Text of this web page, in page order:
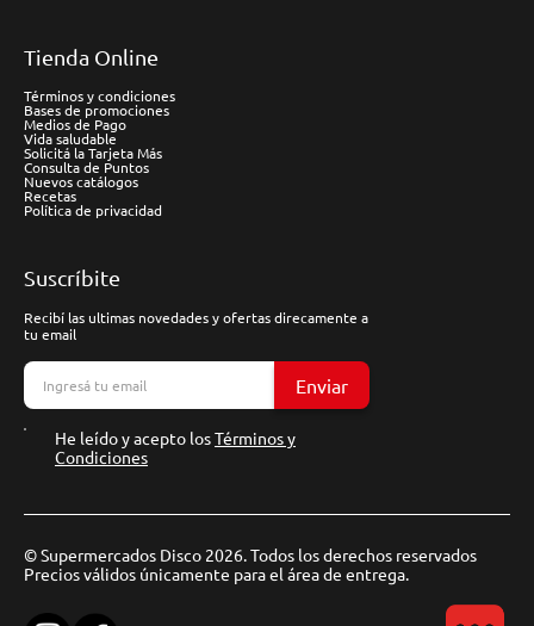
Tienda Online
Términos y condiciones
Bases de promociones
Medios de Pago
Vida saludable
Solicitá la Tarjeta Más
Consulta de Puntos
Nuevos catálogos
Recetas
Política de privacidad
Suscríbite
Recibí las ultimas novedades y ofertas direcamente a
tu email
Enviar
He leído y acepto losTérminos y
Condiciones
© Supermercados Disco 2026. Todos los derechos reservados
Precios válidos únicamente para el área de entrega.